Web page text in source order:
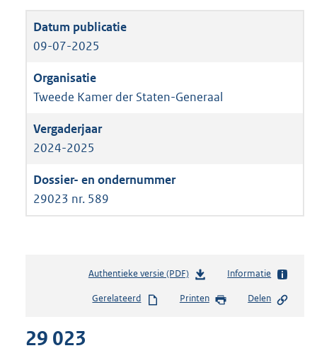
09-07-2025
Tweede Kamer der Staten-Generaal
2024-2025
29023 nr. 589
Authentieke versie (PDF)b
s
Informatie
Gerelateerd Printen Delen
29 023